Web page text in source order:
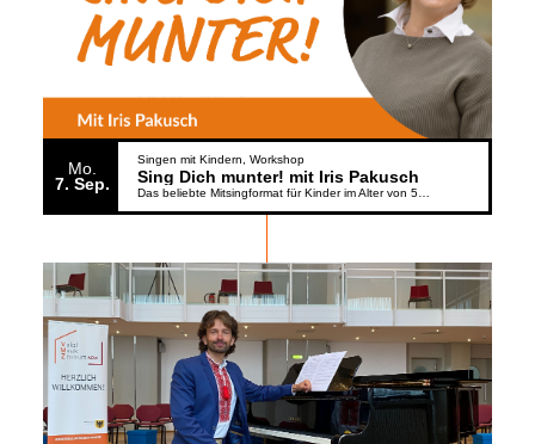
Mo.
7 Sep.
Singen mit Kindern Workshop
Sing Dich munter! mit Iris Pakusch
Das beliebte Mitsingformat für Kinder im Alter von 5 bis 6 Jahren geht weiter